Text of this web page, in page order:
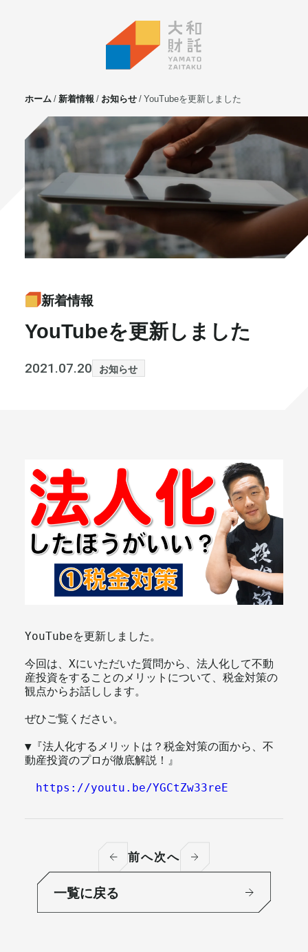
サービス
不動産投資
⼟地活⽤
マンション管理
賃貸管理
実需用戸建・マンション
ホテル事業
お客様の声
書籍・メディア
セミナー
会社情報
代表メッセージ
お知らせ
まずは無料で相談
メールマガジン
ホーム 新着情報 お知らせ YouTubeを更新しました
新着情報
YouTubeを更新しました
2021.07.20 お知らせ
YouTubeを更新しました。
今回は、Xにいただいた質問から、法人化して不動
産投資をすることのメリットについて、税金対策の
観点からお話しします。
ぜひご覧ください。
▼『法人化するメリットは？税金対策の面から、不
動産投資のプロが徹底解説！』
https://youtu.be/YGCtZw33reE
前へ次へ
一覧に戻る